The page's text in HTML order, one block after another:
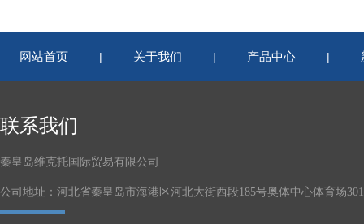
网站首页 | 关于我们 | 产品中心 |
联系我们
秦皇岛维克托国际贸易有限公司
公司地址：河北省秦皇岛市海港区河北大街西段185号奥体中心体育场